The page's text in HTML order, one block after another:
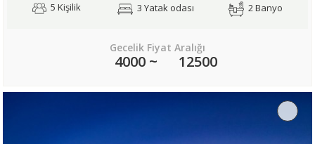
5 Kişilik 3 Yatak odası 2 Banyo
Gecelik Fiyat Aralığı
4000 ~ 12500